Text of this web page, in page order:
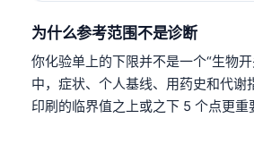
为什么参考范围不是诊断
你化验单上的下限并不是一个“生物
中，症状、个人基线、用药史和代谢
印刷的临界值之上或之下 5 个点更重